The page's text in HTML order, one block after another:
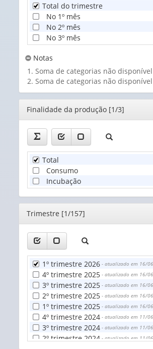
Total do trimestre
No 1º mês
No 2º mês
No 3º mês
Notas
Soma de categorias não
Soma de categorias não
Editor
Finalidade da produção [1/3]
Total
Consumo
Incubação
Editor
Trimestre [1/157]
1º trimestre 2026 - atualizado em 16/
4º trimestre 2025 - atualizado em 16/
3º trimestre 2025 - atualizado em 16/
2º trimestre 2025 - atualizado em 16/
1º trimestre 2025 - atualizado em 16/
4º trimestre 2024 - atualizado em 11/
3º trimestre 2024 - atualizado em 11/
2º trimestre 2024 - atualizado em 11/